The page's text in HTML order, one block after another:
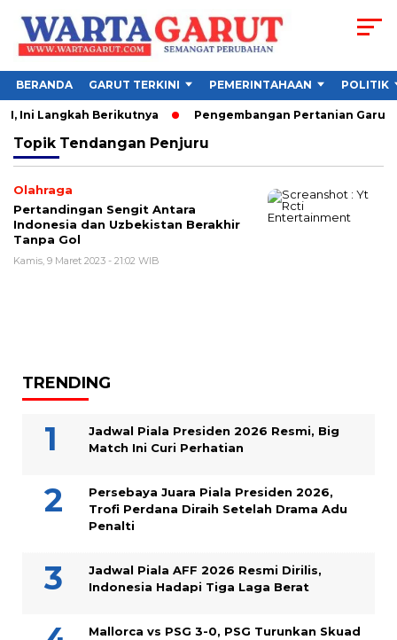
BERANDA GARUT TERKINI PEMERINTAHAAN POLITIK
Ini Langkah Berikutnya Pengembangan Pertanian Garut
Topik Tendangan Penjuru
Olahraga
Pertandingan Sengit Antara
Indonesia dan Uzbekistan Berakhir
Tanpa Gol
Kamis, 9 Maret 2023 - 21:02 WIB
TRENDING
Jadwal Piala Presiden 2026 Resmi, Big
Match Ini Curi Perhatian
Persebaya Juara Piala Presiden 2026,
Trofi Perdana Diraih Setelah Drama Adu
Penalti
Jadwal Piala AFF 2026 Resmi Dirilis,
Indonesia Hadapi Tiga Laga Berat
Mallorca vs PSG 3-0, PSG Turunkan Skuad